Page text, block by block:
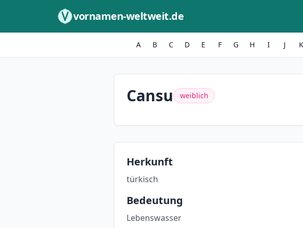
vornamen-weltweit.de
A B C D E F G H I J K
Cansu weiblich
Herkunft
türkisch
Bedeutung
Lebenswasser